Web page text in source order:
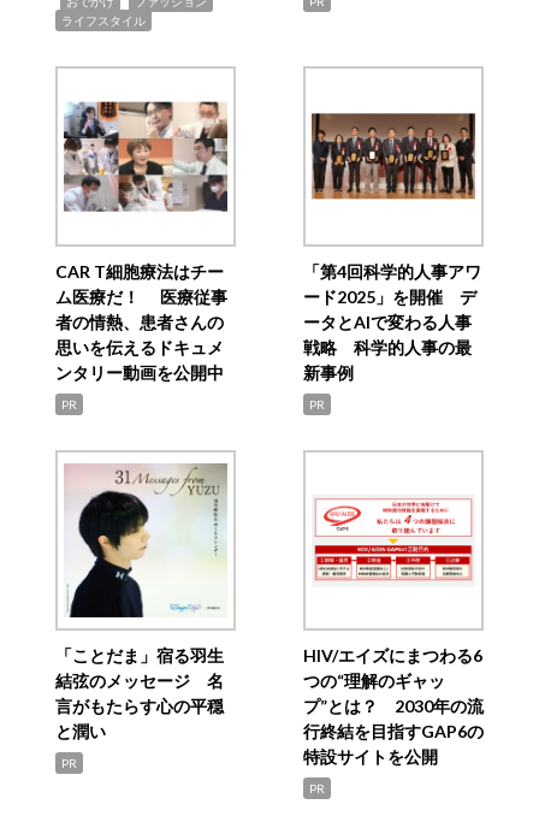
ライフスタイル
CAR T細胞療法はチー
ム医療だ！ 医療従事
者の情熱、患者さんの
思いを伝えるドキュメ
ンタリー動画を公開中
PR
「第4回科学的人事アワ
ード2025」を開催 デ
ータとAIで変わる人事
戦略 科学的人事の最
新事例
PR
「ことだま」宿る羽生
結弦のメッセージ 名
言がもたらす心の平穏
と潤い
PR
HIV/エイズにまつわる6
つの“理解のギャッ
プ”とは？ 2030年の流
行終結を目指すGAP6の
特設サイトを公開
PR